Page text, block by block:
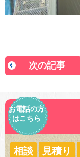
次の記事
お電話の方
はこちら
相談 見積り